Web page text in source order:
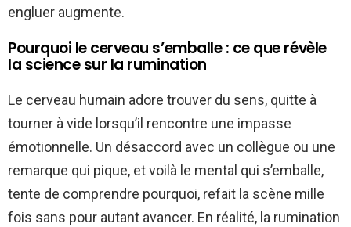
engluer augmente.
Pourquoi le cerveau s’emballe : ce que révèle
la science sur la rumination
Le cerveau humain adore trouver du sens, quitte à
tourner à vide lorsqu’il rencontre une impasse
émotionnelle. Un désaccord avec un collègue ou une
remarque qui pique, et voilà le mental qui s’emballe,
tente de comprendre pourquoi, refait la scène mille
fois sans pour autant avancer. En réalité, la rumination